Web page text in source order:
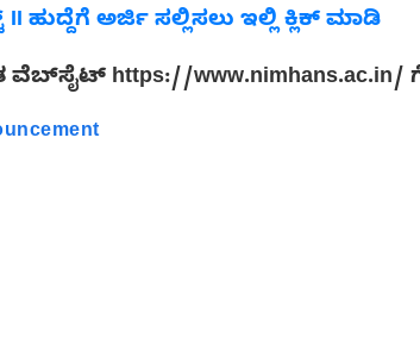
ಹುದ್ದೆಗೆ ಅರ್ಜಿ ಸಲ್ಲಿಸಲು ಇಲ್ಲಿ ಕ್ಲಿಕ್ ಮಾಡಿ
ವೆಬ್‌ಸೈಟ್‌ https://www.nimhans.ac.in/